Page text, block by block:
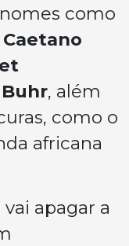
como
Caetano
, além
como o
africana
apagar a